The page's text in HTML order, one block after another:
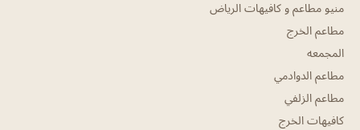
منيو مطاعم و كافيهات الرياض
مطاعم الخرج
المجمعه
مطاعم الدوادمي
مطاعم الزلفي
كافيهات الخرج